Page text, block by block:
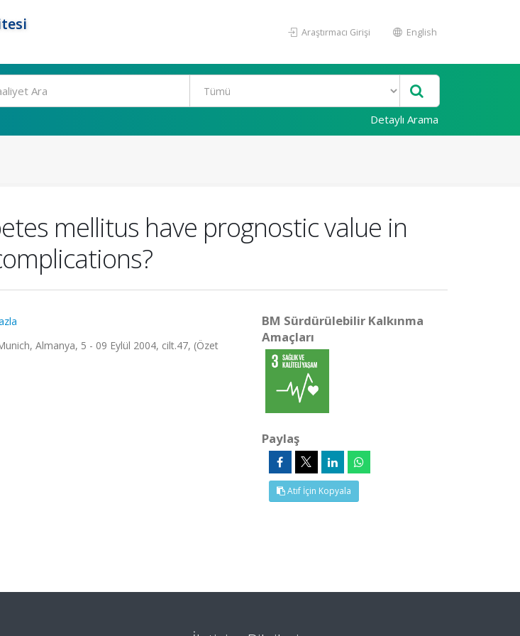
Araştırmacı Girişi English
Detaylı Arama
mellitus have prognostic value in
Almanya, 5 - 09 Eylül 2004, cilt.47, (Özet
BM Sürdürülebilir Kalkınma
Amaçları
Paylaş
Atıf İçin Kopyala